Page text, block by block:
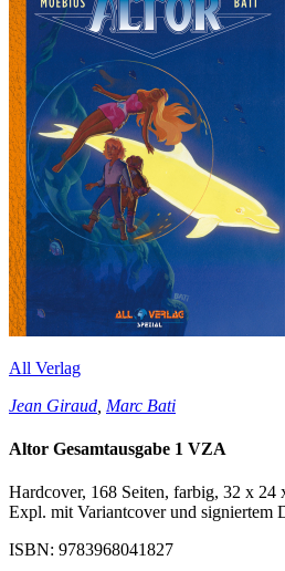
All Verlag
Jean Giraud Marc Bati
Altor Gesamtausgabe 1 VZA
Hardcover, 168 Seiten, farbig, 32 x 24
Expl. mit Variantcover und signiertem
ISBN: 9783968041827